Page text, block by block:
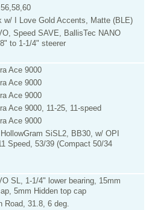
w/ I Love Gold Accents, Matte (BLE)
Speed SAVE, BallisTec NANO
to 1-1/4" steerer
Ace 9000
Ace 9000
Ace 9000
Ace 9000, 11-25, 11-speed
Ace 9000
SiSL2, BB30, w/ OPI
Speed, 53/39 (Compact 50/34
SL, 1-1/4" lower bearing, 15mm
5mm Hidden top cap
Road, 31.8, 6 deg.